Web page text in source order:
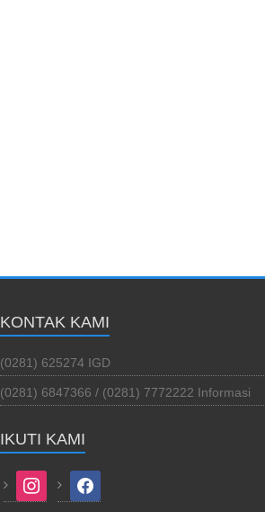
KONTAK KAMI
(0281) 625274 IGD
(0281) 6847366 / (0281) 7772222 Informasi
IKUTI KAMI
instagram facebook